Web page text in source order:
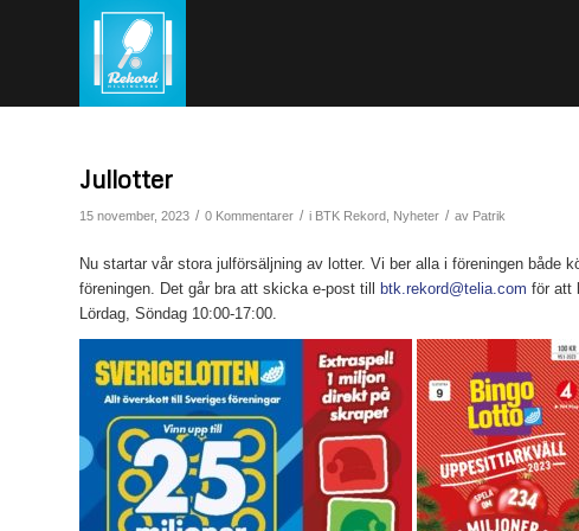
Jullotter
15 november, 2023 / 0 Kommentarer / i BTK Rekord Nyheter / av Patrik
Nu startar vår stora julförsäljning av lotter. Vi ber alla i föreningen
föreningen. Det går bra att skicka e-post till
btk.rekord@telia.com för att
Lördag, Söndag 10:00-17:00.